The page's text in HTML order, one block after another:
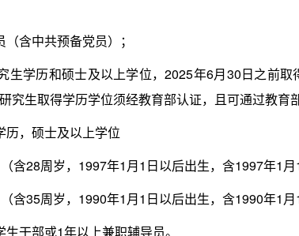
含中共预备党员）；
学历和硕士及以上学位，2025年6月30日之前取
究生取得学历学位须经教育部认证，且可通过教育
，硕士及以上学位
28周岁，1997年1月1日以后出生，含1997年1月1
35周岁，1990年1月1日以后出生，含1990年1月1
部或1年以上兼职辅导员。